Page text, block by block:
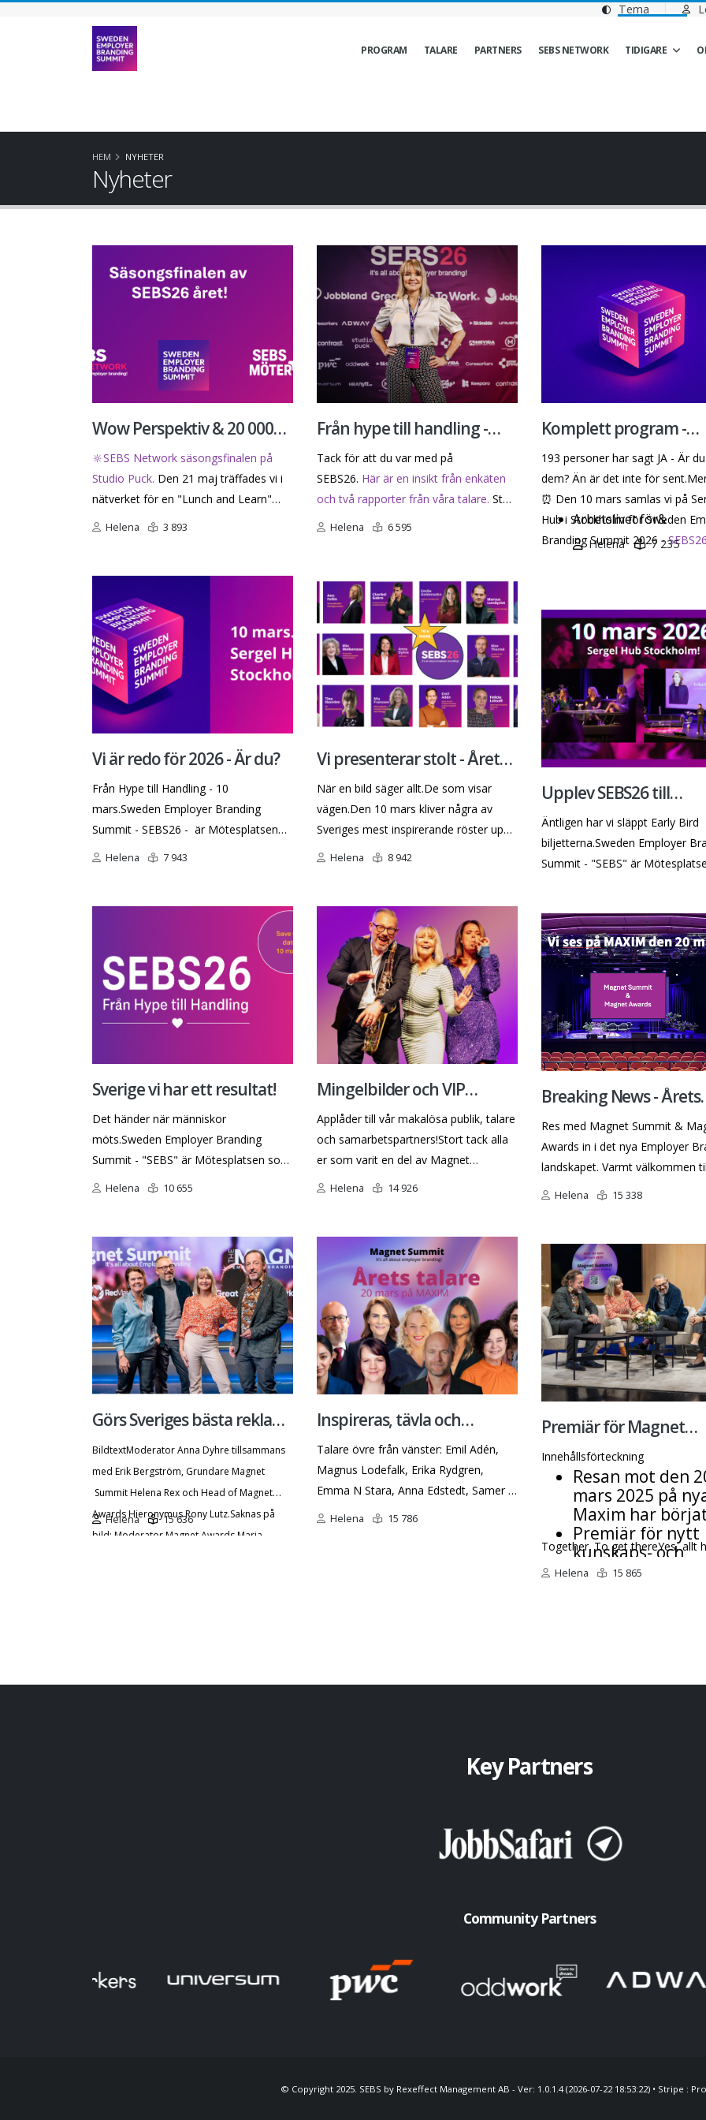
HEM NYHETER
Nyheter
Wow Perspektiv & 20 000
kronor i värdecheck!
🔆SEBS Network säsongsfinalen på
Studio Puck. Den 21 maj träffades vi i
nätverket för en "Lunch and Learn"
fylld av perspektiv, energi och samtal
blev det tydligt:De starkaste
organisationer
Helena 3 893
Från hype till handling -
90% tar idéer vidare från
SEBS26
Tack för att du var med på
SEBS26. Här är en insikt från enkäten
och två rapporter från våra talare. Stort
tack till alla er som deltog och till er
mycke
Helena 6 595
Komplett program -
Sweden Employer
Branding Summit
193 personer har sagt JA - Är
dem? Än är det inte för
⏰ Den 10 mars samlas vi på
Hub i Stockholm för Sweden
Branding Summit 2026 -
Arbetslivet för&
Helena 7 235
Vi är redo för 2026 - Är du?
Från Hype till Handling - 10
mars.Sweden Employer Branding
Summit - SEBS26 - är Mötesplatsen
där HR, TA, Employer Branding
att omsätta ord till verklighet. Detta är
organisationer som vill skapa ett
arbetsliv där medarbetare och
Helena 7 943
Vi presenterar stolt - Årets
talare SEBS26!
När en bild säger allt.De som visar
vägen.Den 10 mars kliver några av
Sveriges mest inspirerande röster upp
på scen ledare och nytänkare som
hand.Vi har bjudit in de som gör
skillnad på riktigt, talare som delar
insikter och erfarenheter, konkreta
case och mod att tänk
Helena 8 942
Upplev SEBS26 till
specialpris.
Äntligen har vi släppt Early Bird
biljetterna.Sweden Employer
Summit - "SEBS" är
Kommunikatörer och Ledare
branschgränser för att dela
erfarenheter och idéer som tar
Employer Branding från Hype till
Handling.
Helena 10 128
Sverige vi har ett resultat!
Det händer när människor
möts.Sweden Employer Branding
Summit - "SEBS" är Mötesplatsen som
för samman HR, Employer Branding
branschgränser för att dela kunskap,
erfarenheter och idéer som tar
Employer Branding från Hype till
Handling.Vi samlar branschens leda
Helena 10 655
Mingelbilder och VIP
erbjudande!
Applåder till vår makalösa publik, talare
och samarbetspartners!Stort tack alla
er som varit en del av Magnet
Employer Branding Summit och
fantastiska som kom, delade kunskap,
Helena 14 926
Breaking News - Årets
finalister är utsedda!
Res med Magnet Summit &
Awards in i det nya Employer Branding
landskapet. Varmt välkommen
Sveriges största forum för
kunskaps-boost som hjälper
framtidssäkra ditt Employer
detta händer på nya Maxim
mars och nu släpps de
Helena 15 338
Görs Sveriges bästa reklam
av arbetsgivare just nu?
BildtextModerator Anna Dyhre tillsammans
med Erik Bergström, Grundare Magnet
Summit Helena Rex och Head of Magnet
Awards Hieronymus Rony Lutz.Saknas på
bild: Moderator Magnet Awards Maria
Helena 15 636
Inspireras, tävla och
välkommen!
Talare övre från vänster: Emil Adén,
Magnus Lodefalk, Erika Rydgren,
Emma N Stara, Anna Edstedt, Samer Al
MoubayedTalare nedre från vänster:
Helena 15 786
Premiär för Magnet
Employer Branding
Newsletter
Innehållsförteckning
Resan mot den
mars 2025 på
Maxim har
Premiär för nytt
kunskaps- och
Together. To get thereYes, allt
Helena 15 865
Key Partners
Community Partners
© Copyright 2025. SEBS by Rexeffect Management AB - Ver: 1.0.1.4 (2026-07-22 18:53:22) • Stripe :